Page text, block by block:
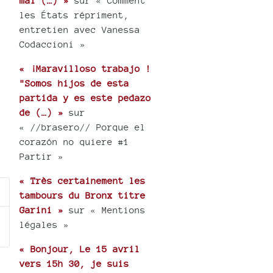
les États répriment,
entretien avec Vanessa
Codaccioni »
« ¡Maravilloso trabajo !
"Somos hijos de esta
partida y es este pedazo
de (…) » sur
« //brasero// Porque el
corazón no quiere #1
Partir »
« Très certainement les
tambours du Bronx titre
Garini » sur « Mentions
légales »
« Bonjour, Le 15 avril
vers 15h 30, je suis